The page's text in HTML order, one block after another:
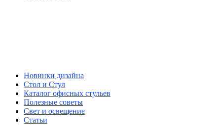
Новинки дизайна
Стол и Стул
Каталог офисных стульев
Полезные советы
Свет и освещение
Статьи